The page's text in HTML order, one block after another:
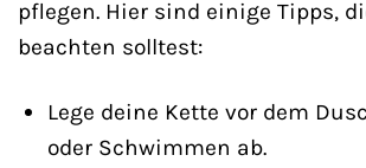
pflegen. Hier sind einige Tipps,
beachten solltest:
Lege deine Kette vor dem
oder Schwimmen ab.